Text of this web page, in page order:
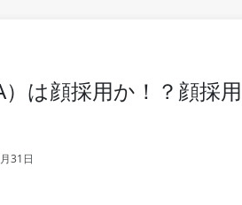
は顔採用か！？顔採
31日